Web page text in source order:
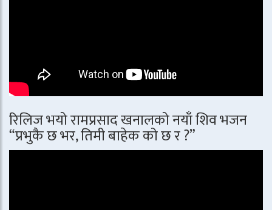
रिलिज भयो रामप्रसाद खनालको नयाँ शिव भजन
“प्रभुकै छ भर, तिमी बाहेक को छ र ?”